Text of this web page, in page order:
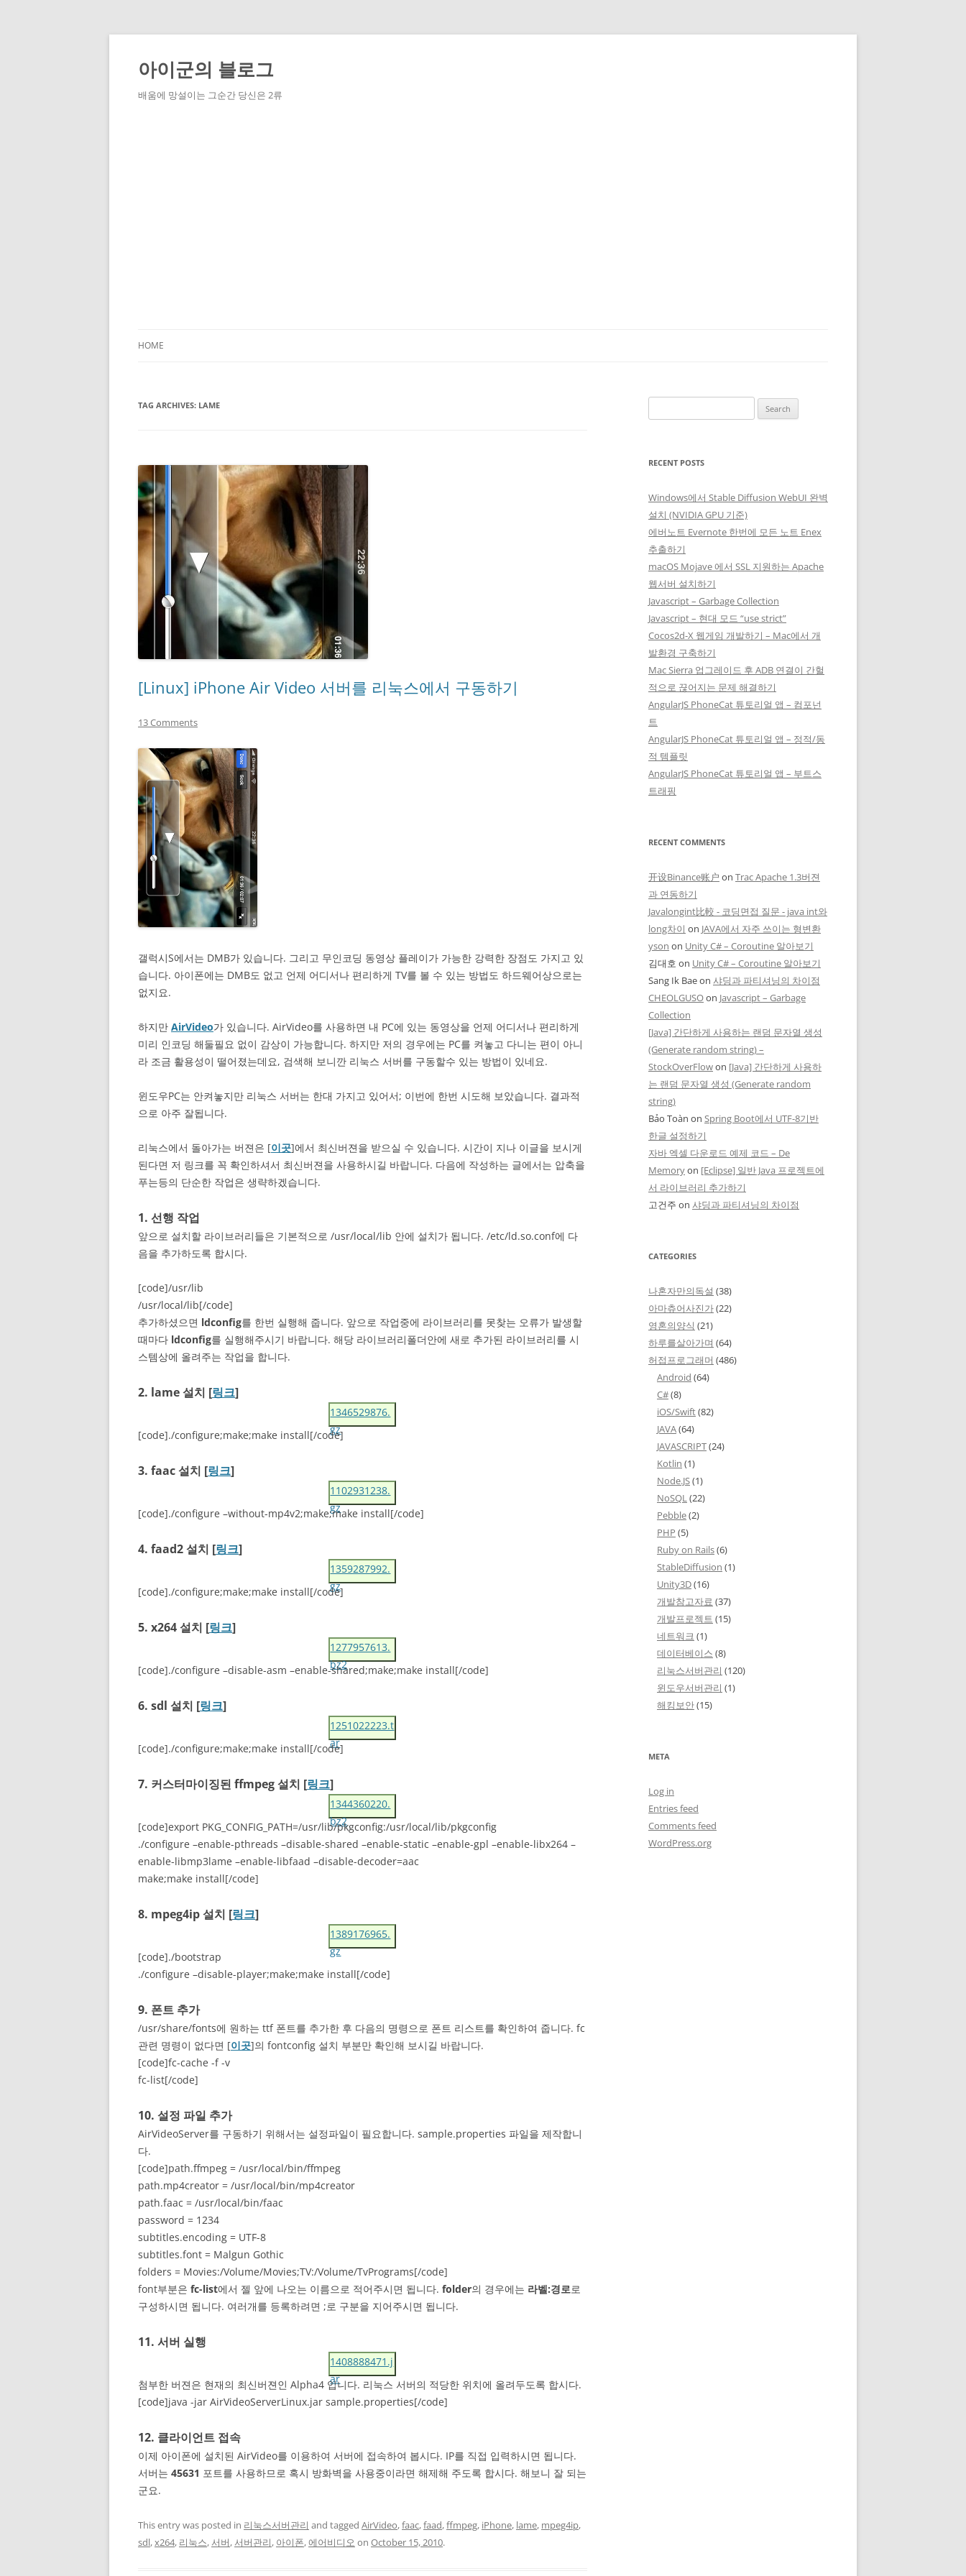
Skip
content
아이군의 블로그
배움에 망설이는 그순간 당신은 2류
HOME
TAG ARCHIVES: LAME
[Linux] iPhone Air Video 서버를 리눅스에서 구동하기
13 Comments
갤럭시S에서는 DMB가 있습니다. 그리고 무인코딩 동영상 플레이가 가능한 강력한 장점도 가지고 있
습니다. 아이폰에는 DMB도 없고 언제 어디서나 편리하게 TV를 볼 수 있는 방법도 하드웨어상으로는
없지요.
하지만 AirVideo가 있습니다. AirVideo를 사용하면 내 PC에 있는 동영상을 언제 어디서나 편리하게
미리 인코딩 해둘필요 없이 감상이 가능합니다. 하지만 저의 경우에는 PC를 켜놓고 다니는 편이 아니
라 조금 활용성이 떨어졌는데요, 검색해 보니깐 리눅스 서버를 구동할수 있는 방법이 있네요.
윈도우PC는 안켜놓지만 리눅스 서버는 한대 가지고 있어서; 이번에 한번 시도해 보았습니다. 결과적
으로 아주 잘됩니다.
리눅스에서 돌아가는 버젼은 [이곳]에서 최신버젼을 받으실 수 있습니다. 시간이 지나 이글을 보시게
된다면 저 링크를 꼭 확인하셔서 최신버젼을 사용하시길 바랍니다. 다음에 작성하는 글에서는 압축을
푸는등의 단순한 작업은 생략하겠습니다.
1. 선행 작업
앞으로 설치할 라이브러리들은 기본적으로 /usr/local/lib 안에 설치가 됩니다. /etc/ld.so.conf에 다
음을 추가하도록 합시다.
[code]/usr/lib
/usr/local/lib[/code]
추가하셨으면 ldconfig를 한번 실행해 줍니다. 앞으로 작업중에 라이브러리를 못찾는 오류가 발생할
때마다 ldconfig를 실행해주시기 바랍니다. 해당 라이브러리폴더안에 새로 추가된 라이브러리를 시
스템상에 올려주는 작업을 합니다.
2. lame 설치 [링크]
1346529876.
gz
[code]./configure;make;make install[/code]
3. faac 설치 [링크]
1102931238.
gz
[code]./configure –without-mp4v2;make;make install[/code]
4. faad2 설치 [링크]
1359287992.
gz
[code]./configure;make;make install[/code]
5. x264 설치 [링크]
1277957613.
bz2
[code]./configure –disable-asm –enable-shared;make;make install[/code]
6. sdl 설치 [링크]
1251022223.t
ar
[code]./configure;make;make install[/code]
7. 커스터마이징된 ffmpeg 설치 [링크]
1344360220.
bz2
[code]export PKG_CONFIG_PATH=/usr/lib/pkgconfig:/usr/local/lib/pkgconfig
./configure –enable-pthreads –disable-shared –enable-static –enable-gpl –enable-libx264 –
enable-libmp3lame –enable-libfaad –disable-decoder=aac
make;make install[/code]
8. mpeg4ip 설치 [링크]
1389176965.
gz
[code]./bootstrap
./configure –disable-player;make;make install[/code]
9. 폰트 추가
/usr/share/fonts에 원하는 ttf 폰트를 추가한 후 다음의 명령으로 폰트 리스트를 확인하여 줍니다. fc
관련 명령이 없다면 [이곳]의 fontconfig 설치 부분만 확인해 보시길 바랍니다.
[code]fc-cache -f -v
fc-list[/code]
10. 설정 파일 추가
AirVideoServer를 구동하기 위해서는 설정파일이 필요합니다. sample.properties 파일을 제작합니
다.
[code]path.ffmpeg = /usr/local/bin/ffmpeg
path.mp4creator = /usr/local/bin/mp4creator
path.faac = /usr/local/bin/faac
password = 1234
subtitles.encoding = UTF-8
subtitles.font = Malgun Gothic
folders = Movies:/Volume/Movies;TV:/Volume/TvPrograms[/code]
font부분은 fc-list에서 젤 앞에 나오는 이름으로 적어주시면 됩니다. folder의 경우에는 라벨:경로로
구성하시면 됩니다. 여러개를 등록하려면 ;로 구분을 지어주시면 됩니다.
11. 서버 실행
1408888471.j
ar
첨부한 버젼은 현재의 최신버젼인 Alpha4 입니다. 리눅스 서버의 적당한 위치에 올려두도록 합시다.
[code]java -jar AirVideoServerLinux.jar sample.properties[/code]
12. 클라이언트 접속
이제 아이폰에 설치된 AirVideo를 이용하여 서버에 접속하여 봅시다. IP를 직접 입력하시면 됩니다.
서버는 45631 포트를 사용하므로 혹시 방화벽을 사용중이라면 해제해 주도록 합시다. 해보니 잘 되는
군요.
This entry was posted in 리눅스서버관리 and tagged AirVideo,faac,faad,ffmpeg, iPhone, lame, mpeg4ip,
sdl,x264, 리눅스, 서버, 서버관리, 아이폰,에어비디오 on October 15, 2010.
for:
RECENT POSTS
Windows에서 Stable Diffusion WebUI 완벽
설치 (NVIDIA GPU 기준)
에버노트 Evernote 한번에 모든 노트 Enex
추출하기
macOS Mojave 에서 SSL 지원하는 Apache
웹서버 설치하기
Javascript – Garbage Collection
Javascript – 현대 모드 “use strict”
Cocos2d-X 웹게임 개발하기 – Mac에서 개
발환경 구축하기
Mac Sierra 업그레이드 후 ADB 연결이 간헐
적으로 끊어지는 문제 해결하기
AngularJS PhoneCat 튜토리얼 앱 – 컴포넌
트
AngularJS PhoneCat 튜토리얼 앱 – 정적/동
적 템플릿
AngularJS PhoneCat 튜토리얼 앱 – 부트스
트래핑
RECENT COMMENTS
开设Binance账户 on Trac Apache 1.3버젼
과 연동하기
Javalongint比較 - 코딩면접 질문 - java int와
long차이 on JAVA에서 자주 쓰이는 형변환
yson on Unity C# – Coroutine 알아보기
김대호 on Unity C# – Coroutine 알아보기
Sang Ik Baeon 샤딩과 파티셔닝의 차이점
CHEOLGUSOon Javascript – Garbage
Collection
[Java] 간단하게 사용하는 랜덤 문자열 생성
(Generate random string) –
StockOverFlowon [Java] 간단하게 사용하
는 랜덤 문자열 생성 (Generate random
string)
Bảo Toàn on Spring Boot에서 UTF-8기반
한글 설정하기
자바 엑셀 다운로드 예제 코드 – De
Memoryon [Eclipse] 일반 Java 프로젝트에
서 라이브러리 추가하기
고건주 on 샤딩과 파티셔닝의 차이점
CATEGORIES
나혼자만의독설 (38)
아마츄어사진가(22)
영혼의양식 (21)
하루를살아가며 (64)
허접프로그래머 (486)
Android (64)
C#(8)
iOS/Swift(82)
JAVA(64)
JAVASCRIPT(24)
Kotlin (1)
Node.JS(1)
NoSQL(22)
Pebble(2)
PHP (5)
Ruby on Rails(6)
StableDiffusion (1)
Unity3D(16)
개발참고자료 (37)
개발프로젝트 (15)
네트워크 (1)
데이터베이스 (8)
리눅스서버관리 (120)
윈도우서버관리 (1)
해킹보안(15)
META
Log in
Entries feed
Comments feed
WordPress.org